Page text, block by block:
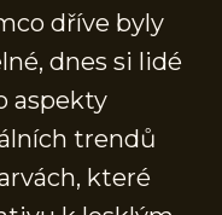
dříve byly
dnes si lidé
aspekty
trendů
které